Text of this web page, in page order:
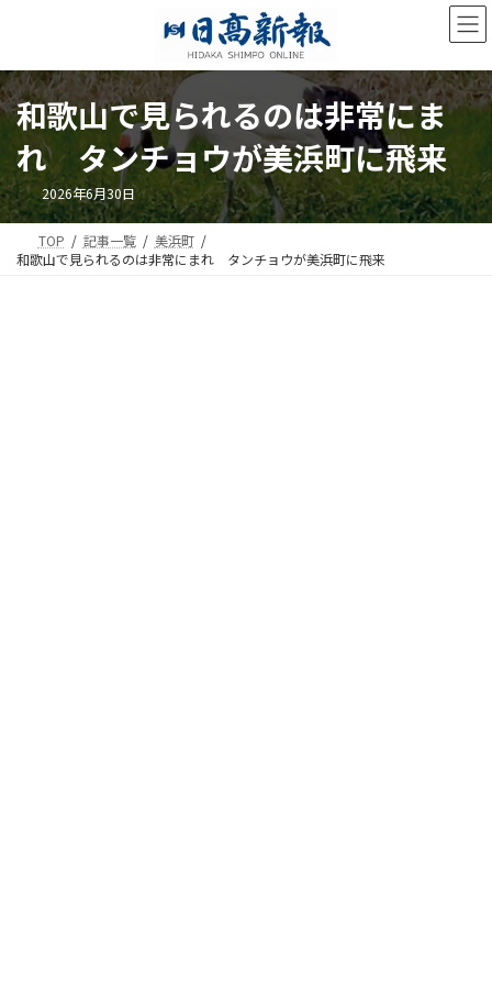
ン
ツ
へ
ッ
プ
ー
シ
ョ
移
動
和歌山で見られるのは非常にま
れ タンチョウが美浜町に飛来
2026年6月30日
TOP 記事一覧
美浜町
和歌山で見られるのは非常にまれ タンチョウが美浜町に飛来